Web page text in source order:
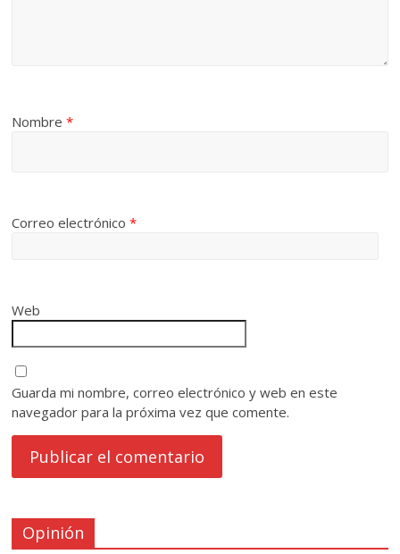
Nombre*
Correo electrónico*
Web
Guarda mi nombre, correo electrónico y web en este
navegador para la próxima vez que comente.
Opinión